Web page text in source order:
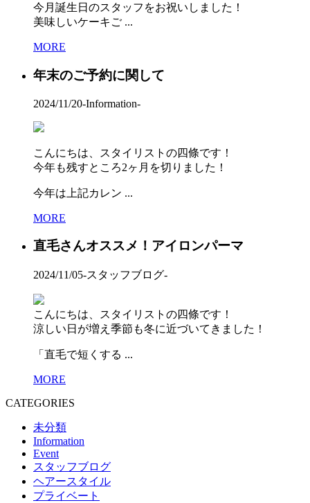
今月誕生日のスタッフをお祝いしました！
美味しいケーキご ...
MORE
年末のご予約に関して
2024/11/20-Information-
こんにちは、スタイリストの四條です！
今年も残すところ2ヶ月を切りました！
今年は上記カレン ...
MORE
直毛さんオススメ！アイロンパーマ
2024/11/05-スタッフブログ-
こんにちは、スタイリストの四條です！
涼しい日が増え季節も冬に近づいてきました！
「直毛で短くする ...
MORE
CATEGORIES
未分類
Information
Event
スタッフブログ
ヘアースタイル
プライベート